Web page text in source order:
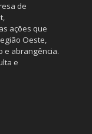
de
ações que
Oeste,
e abrangência.
e